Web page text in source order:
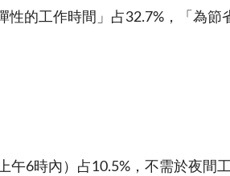
的工作時間」占32.7%，「為節
6時內）占10.5%，不需於夜間工